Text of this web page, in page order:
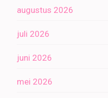
augustus 2026
juli 2026
juni 2026
mei 2026